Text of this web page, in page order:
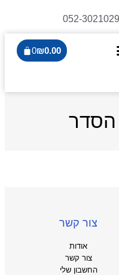
052-3021029
₪0.00
0
הסדר
צור קשר
אודות
צור קשר
החשבון שלי